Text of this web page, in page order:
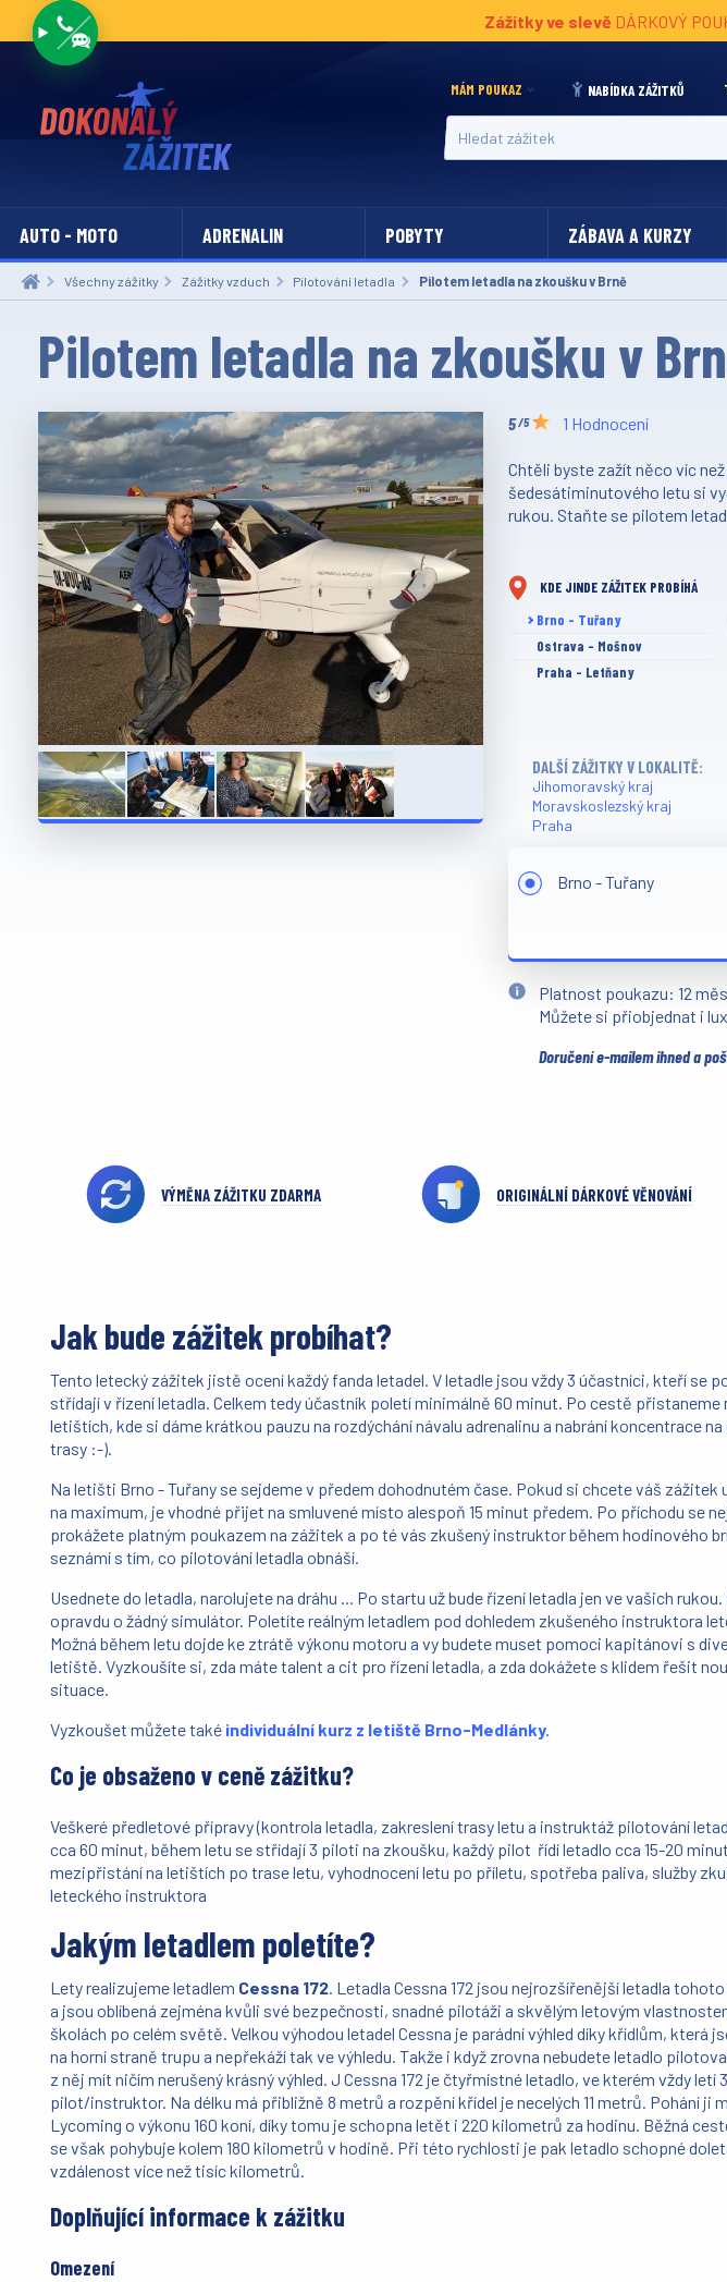
Zážitky ve slevě DÁRKOVÝ
MÁM POUKAZ NABÍDKA ZÁŽITKŮ
Hledat zážitek
AUTO - MOTO ADRENALIN POBYTY ZÁBAVA A KURZY
Všechny zážitky Zážitky vzduch Pilotování letadla Aktuální:
Pilotem letadla na zkoušku v Brně
Pilotem letadla na zkoušku v
/5 1 Hodnocení
Chtěli byste zažít něco víc
šedesátiminutového letu si
rukou. Staňte se pilotem
KDE JINDE ZÁŽITEK PROBÍHÁ
Brno - Tuřany
Ostrava - Mošnov
Praha - Letňany
DALŠÍ ZÁŽITKY V LOKALITĚ:
Jihomoravský kraj
Moravskoslezský kraj
Praha
Brno - Tuřany
Platnost poukazu: 12
Můžete si přiobjednat i
Doručení e-mailem ihned a
VÝMĚNA ZÁŽITKU ZDARMA ORIGINÁLNÍ DÁRKOVÉ VĚNOVÁNÍ
Jak bude zážitek probíhat?
Tento letecký zážitek jistě ocení každý fanda letadel. V letadle jsou vždy 3 účastníci, kteří se
střídají v řízení letadla. Celkem tedy účastník poletí minimálně 60 minut. Po cestě přistaneme
letištích, kde si dáme krátkou pauzu na rozdýchání návalu adrenalinu a nabrání koncentrace na
trasy :-).
Na letišti Brno - Tuřany se sejdeme v předem dohodnutém čase. Pokud si chcete váš zážitek
na maximum, je vhodné přijet na smluvené místo alespoň 15 minut předem. Po příchodu se
prokážete platným poukazem na zážitek a po té vás zkušený instruktor během hodinového
seznámí s tím, co pilotování letadla obnáší.
Usednete do letadla, narolujete na dráhu ... Po startu už bude řízení letadla jen ve vašich rukou.
opravdu o žádný simulátor. Poletíte reálným letadlem pod dohledem zkušeného instruktora
Možná během letu dojde ke ztrátě výkonu motoru a vy budete muset pomoci kapitánovi s
letiště. Vyzkoušíte si, zda máte talent a cit pro řízení letadla, a zda dokážete s klidem řešit
situace.
Vyzkoušet můžete také individuální kurz z letiště Brno-Medlánky.
Co je obsaženo v ceně zážitku?
Veškeré předletové přípravy (kontrola letadla, zakreslení trasy letu a instruktáž pilotování
cca 60 minut, během letu se střídají 3 piloti na zkoušku, každý pilot řídí letadlo cca 15-20
mezipřistání na letištích po trase letu, vyhodnocení letu po příletu, spotřeba paliva, služby
leteckého instruktora
Jakým letadlem poletíte?
Lety realizujeme letadlem Cessna 172. Letadla Cessna 172 jsou nejrozšířenější letadla
a jsou oblíbená zejména kvůli své bezpečnosti, snadné pilotáži a skvělým letovým
školách po celém světě. Velkou výhodou letadel Cessna je parádní výhled díky křídlům, která
na horní straně trupu a nepřekáží tak ve výhledu. Takže i když zrovna nebudete letadlo
z něj mít ničím nerušený krásný výhled. J Cessna 172 je čtyřmístné letadlo, ve kterém vždy letí
pilot/instruktor. Na délku má přibližně 8 metrů a rozpění křídel je necelých 11 metrů. Pohání ji
Lycoming o výkonu 160 koní, díky tomu je schopna letět i 220 kilometrů za hodinu. Běžná
se však pohybuje kolem 180 kilometrů v hodině. Při této rychlosti je pak letadlo schopné
vzdálenost více než tisíc kilometrů.
Doplňující informace k zážitku
Omezení